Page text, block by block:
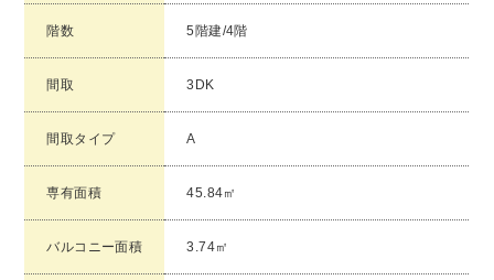
階数 5階建/4階
間取 3DK
間取タイプ A
専有面積 45.84㎡
バルコニー面積 3.74㎡